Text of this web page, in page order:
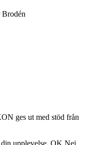
Brodén
ges ut med stöd från